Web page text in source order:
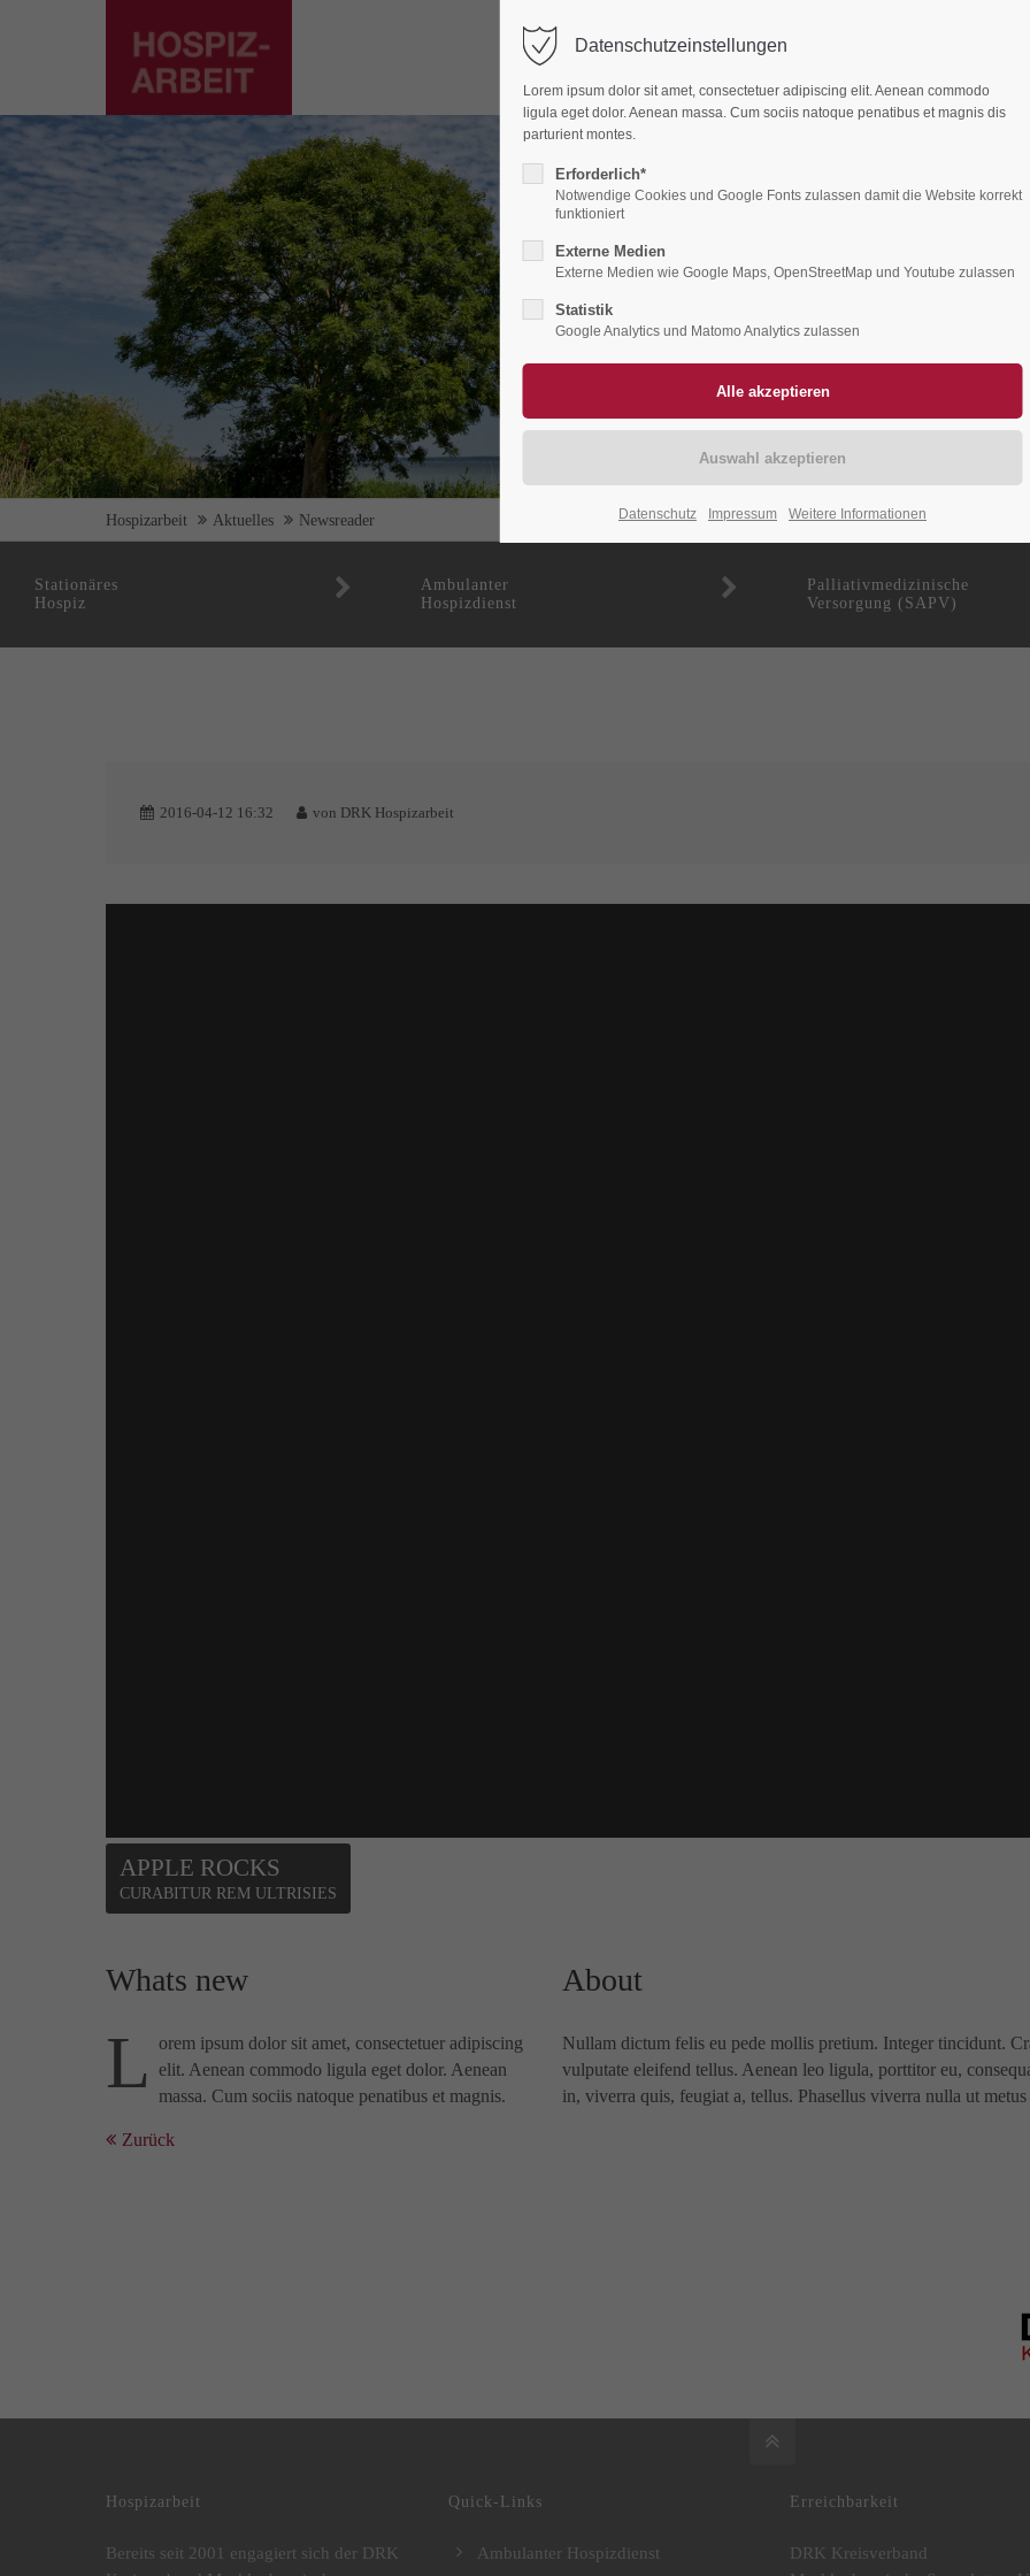
Login
Benutzername
Passwort
Anmelden
Register Lost your password?
Support
Lorem ipsum dolor sit amet:
24h
We offer support for our customers
Mon - Fri 8:00am - 5:00pm
Cybersteel Inc.
info@yourdomain.com
Home
Hospizarbeit Aktuelles Newsreader
Stationäres
Hospiz
Ambulanter
Hospizdienst
Palliativmedizinische
Versorgung (SAPV)
2016-04-12 16:32 von DRK Hospizarbeit
APPLE ROCKS
CURABITUR REM ULTRISIES
Whats new
L
orem ipsum dolor sit amet, consectetuer adipiscing
elit. Aenean commodo ligula eget dolor. Aenean
massa. Cum sociis natoque penatibus et magnis.
About
Nullam dictum felis eu pede mollis pretium. Integer tincidunt.
vulputate eleifend tellus. Aenean leo ligula, porttitor eu,
in, viverra quis, feugiat a, tellus. Phasellus viverra nulla ut
Zurück
Hospizarbeit
Bereits seit 2001 engagiert sich der DRK
Quick-Links
Ambulanter Hospizdienst
Erreichbarkeit
DRK Kreisverband
Datenschutzeinstellungen
Lorem ipsum dolor sit amet, consectetuer adipiscing elit. Aenean commodo
ligula eget dolor. Aenean massa. Cum sociis natoque penatibus et magnis dis
parturient montes.
Erforderlich*
Notwendige Cookies und Google Fonts zulassen damit die Website korrekt
funktioniert
Externe Medien
Externe Medien wie Google Maps, OpenStreetMap und Youtube zulassen
Statistik
Google Analytics und Matomo Analytics zulassen
Datenschutz Impressum Weitere Informationen